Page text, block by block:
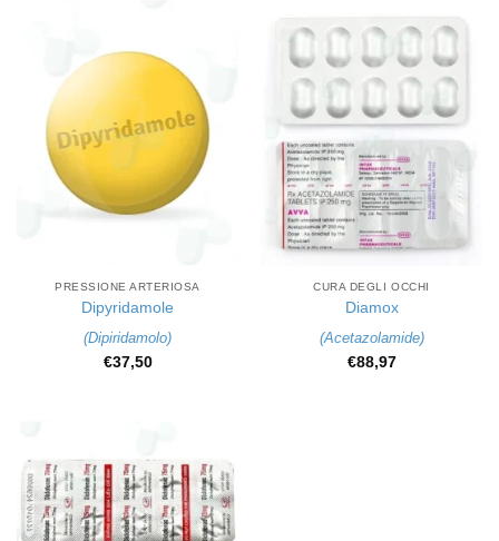
PRESSIONE ARTERIOSA
Dipyridamole
(Dipiridamolo)
€37,50
CURA DEGLI OCCHI
Diamox
(Acetazolamide)
€88,97